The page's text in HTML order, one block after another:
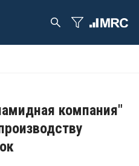
компания"